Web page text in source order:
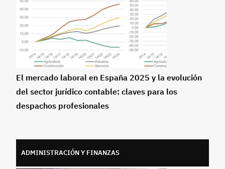
El mercado laboral en España 2025 y la evolución
del sector jurídico contable: claves para los
despachos profesionales
ADMINISTRACIÓN Y FINANZAS